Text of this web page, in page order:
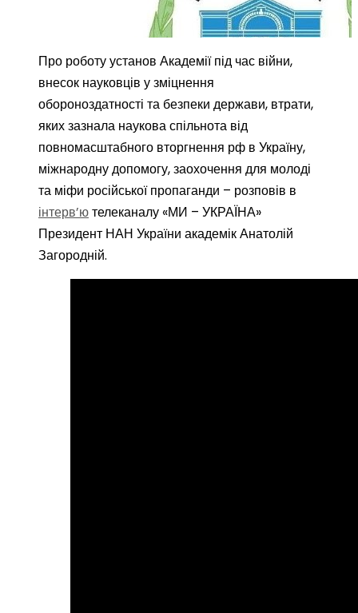
Про роботу установ Академії під час війни,
внесок науковців у зміцнення
обороноздатності та безпеки держави, втрати,
яких зазнала наукова спільнота від
повномасштабного вторгнення рф в Україну,
міжнародну допомогу, заохочення для молоді
та міфи російської пропаганди – розповів в
інтерв’ютелеканалу «МИ – УКРАЇНА»
Президент НАН України академік Анатолій
Загородній.